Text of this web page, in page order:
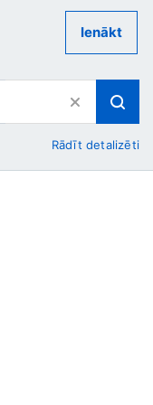
Ienākt
Rādīt detalizēti